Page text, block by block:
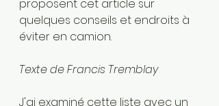
proposent cet article sur
quelques conseils et endroits à
éviter en camion.
Texte de Francis Tremblay
J'ai examiné cette liste avec un